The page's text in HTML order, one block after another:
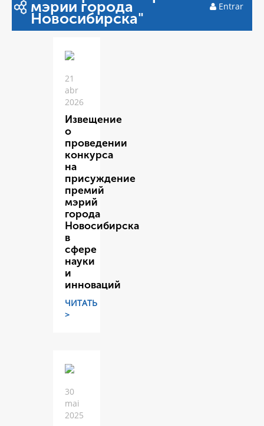
мэрии города
Новосибирска"
Entrar
21
abr
2026
Извещение
о
проведении
конкурса
на
присуждение
премий
мэрий
города
Новосибирска
в
сфере
науки
и
инноваций
ЧИТАТЬ
>
30
mai
2025